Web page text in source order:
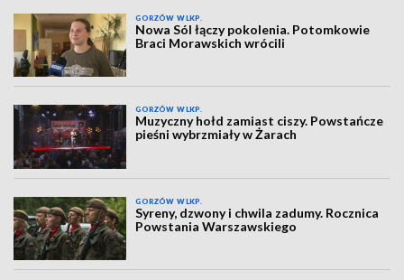
GORZÓW WLKP.
Nowa Sól łączy pokolenia. Potomkowie
Braci Morawskich wrócili
GORZÓW WLKP.
Muzyczny hołd zamiast ciszy. Powstańcze
pieśni wybrzmiały w Żarach
GORZÓW WLKP.
Syreny, dzwony i chwila zadumy. Rocznica
Powstania Warszawskiego